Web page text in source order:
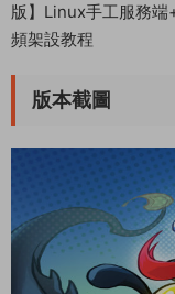
版】Linux手工服務
頻架設教程
版本截圖